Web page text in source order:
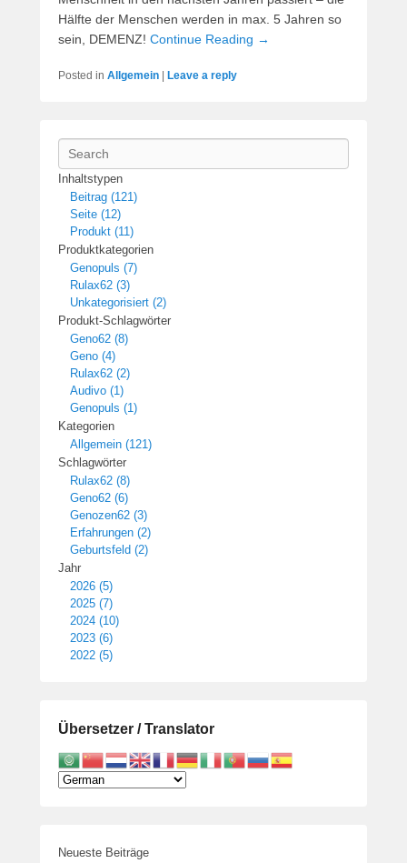
Hälfte der Menschen werden in max. 5 Jahren so
sein, DEMENZ! Continue Reading →
Posted in Allgemein Leave a reply
Search
Inhaltstypen
Beitrag (121)
Seite (12)
Produkt (11)
Produktkategorien
Genopuls (7)
Rulax62 (3)
Unkategorisiert (2)
Produkt-Schlagwörter
Geno62 (8)
Geno (4)
Rulax62 (2)
Audivo (1)
Genopuls (1)
Kategorien
Allgemein (121)
Schlagwörter
Rulax62 (8)
Geno62 (6)
Genozen62 (3)
Erfahrungen (2)
Geburtsfeld (2)
Jahr
2026 (5)
2025 (7)
2024 (10)
2023 (6)
2022 (5)
Übersetzer / Translator
Neueste Beiträge